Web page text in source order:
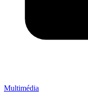
Multimédia